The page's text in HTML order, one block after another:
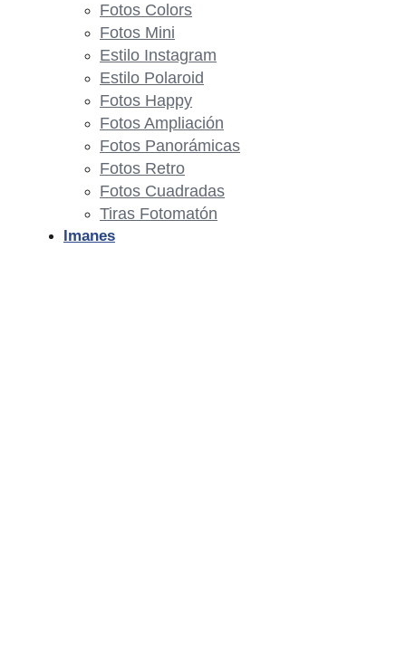
Fotos Colors
Fotos Mini
Estilo Instagram
Estilo Polaroid
Fotos Happy
Fotos Ampliación
Fotos Panorámicas
Fotos Retro
Fotos Cuadradas
Tiras Fotomatón
Imanes